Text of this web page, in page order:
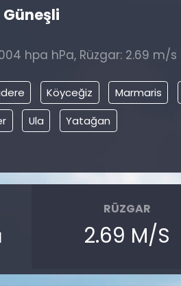
Güneşli
hpa hPa, Rüzgar: 2.69 m/s
Köyceğiz Marmaris
Ula Yatağan
RÜZGAR
2.69 M/S